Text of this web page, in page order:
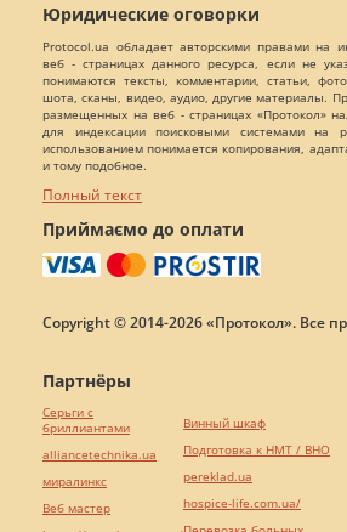
Юридические оговорки
Protocol.ua обладает авторскими правами на
веб - страницах данного ресурса, если не
понимаются тексты, комментарии, статьи,
шота, сканы, видео, аудио, другие материалы.
размещенных на веб - страницах «Протокол»
для индексации поисковыми системами на
использованием понимается копирования,
и тому подобное.
Полный текст
Приймаємо до оплати
Copyright © 2014-2026 «Протокол». Все
Партнёры
Серьги с
бриллиантами
alliancetechnika.ua
миралинкс
Веб мастер
Винный шкаф
Подготовка к НМТ / ВНО
pereklad.ua
hospice-life.com.ua/